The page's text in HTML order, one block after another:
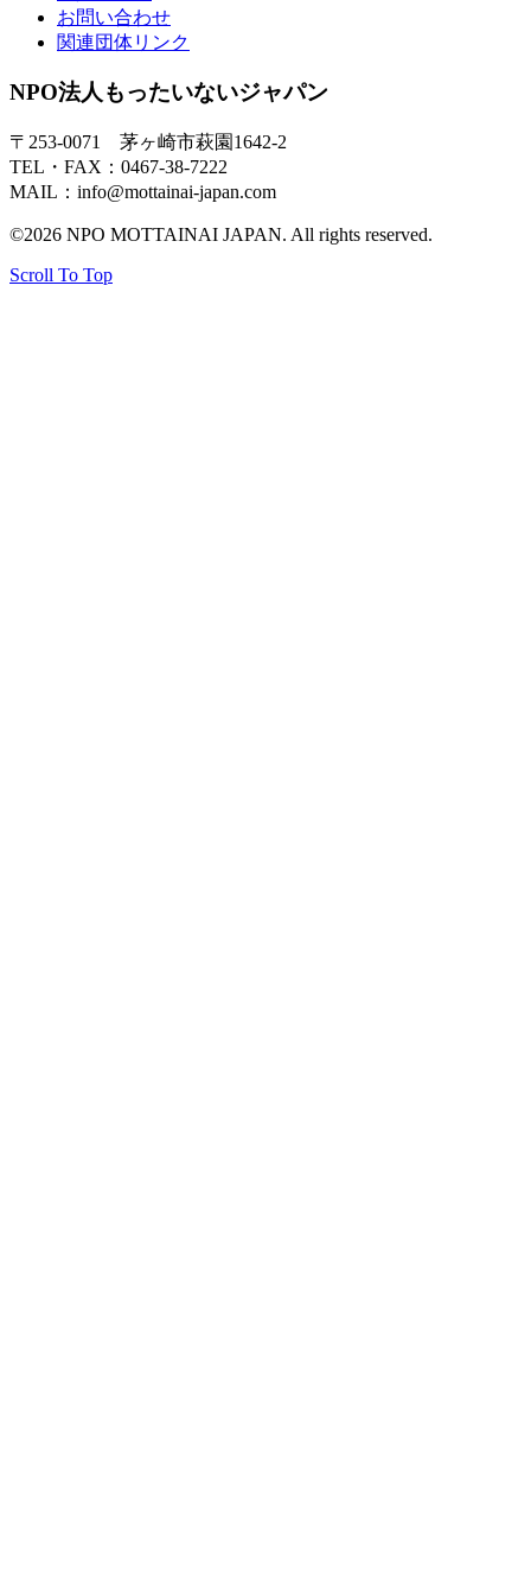
お問い合わせ
関連団体リンク
NPO法人もったいないジャパン
〒253-0071 茅ヶ崎市萩園1642-2
TEL・FAX：0467-38-7222
MAIL：info@mottainai-japan.com
©2026 NPO MOTTAINAI JAPAN. All rights reserved.
Scroll To Top